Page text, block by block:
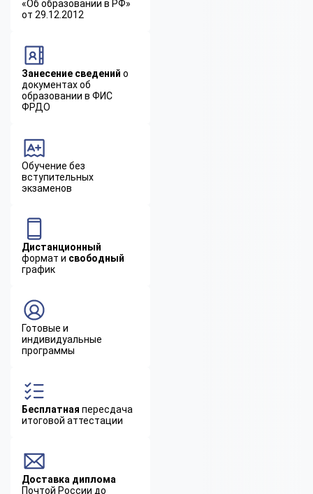
«Об образовании в РФ»
от 29.12.2012
Занесение сведений о
документах об
образовании в ФИС
ФРДО
Обучение без
вступительных
экзаменов
Дистанционный
формат и свободный
график
Готовые и
индивидуальные
программы
Бесплатная пересдача
итоговой аттестации
Доставка диплома
Почтой России до